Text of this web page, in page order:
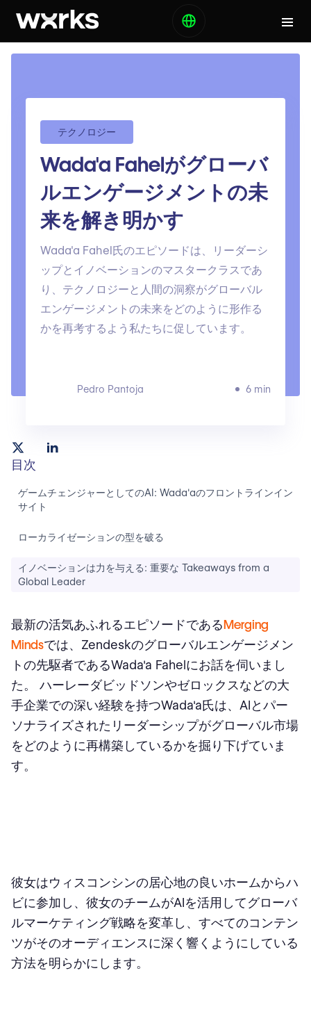
テクノロジー
Wada'a Fahelがグローバ
ルエンゲージメントの未
来を解き明かす
Wada'a Fahel氏のエピソードは、リーダーシ
ップとイノベーションのマスタークラスであ
り、テクノロジーと人間の洞察がグローバル
エンゲージメントの未来をどのように形作る
かを再考するよう私たちに促しています。
Pedro Pantoja 6 min
目次
ゲームチェンジャーとしてのAI: Wada'aのフロントラインイン
サイト
ローカライゼーションの型を破る
イノベーションは力を与える: 重要な Takeaways from a
Global Leader
最新の活気あふれるエピソードであるMerging
Mindsでは、Zendeskのグローバルエンゲージメン
トの先駆者であるWada'a Fahelにお話を伺いまし
た。 ハーレーダビッドソンやゼロックスなどの大
手企業での深い経験を持つWada'a氏は、AIとパー
ソナライズされたリーダーシップがグローバル市場
をどのように再構築しているかを掘り下げていま
す。
彼女はウィスコンシンの居心地の良いホームからハ
ビに参加し、彼女のチームがAIを活用してグローバ
ルマーケティング戦略を変革し、すべてのコンテン
ツがそのオーディエンスに深く響くようにしている
方法を明らかにします。